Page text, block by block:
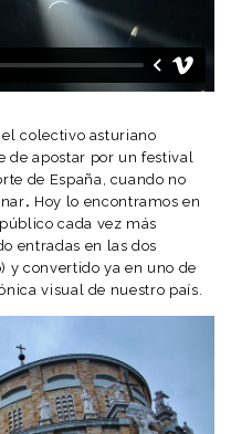
el colectivo asturiano
de apostar por un festival
de España, cuando no
. Hoy lo encontramos en
cada vez más
entradas en las dos
y convertido ya en uno de
visual de nuestro país.